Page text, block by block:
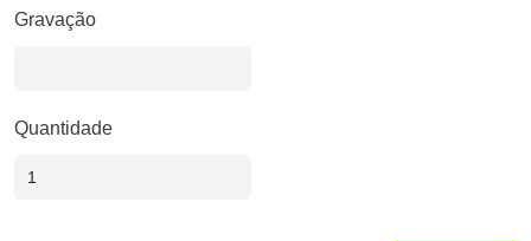
Gravação
Quantidade